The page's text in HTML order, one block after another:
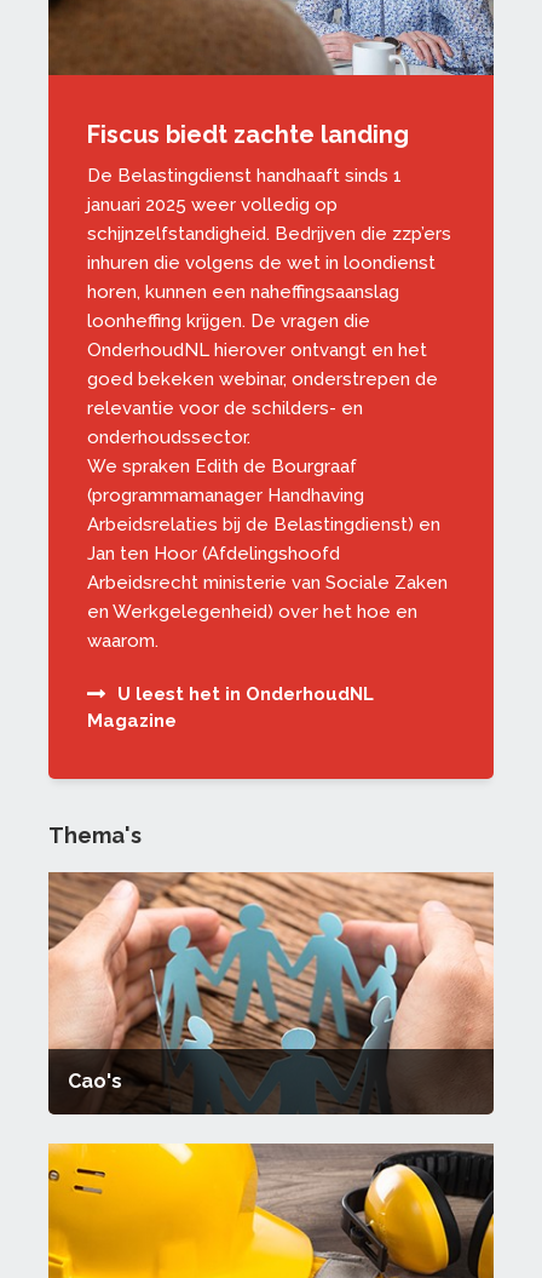
Fiscus biedt zachte landing
De Belastingdienst handhaaft sinds 1
januari 2025 weer volledig op
schijnzelfstandigheid. Bedrijven die zzp’ers
inhuren die volgens de wet in loondienst
horen, kunnen een naheffingsaanslag
loonheffing krijgen. De vragen die
OnderhoudNL hierover ontvangt en het
goed bekeken webinar, onderstrepen de
relevantie voor de schilders- en
onderhoudssector.
We spraken Edith de Bourgraaf
(programmamanager Handhaving
Arbeidsrelaties bij de Belastingdienst) en
Jan ten Hoor (Afdelingshoofd
Arbeidsrecht ministerie van Sociale Zaken
en Werkgelegenheid) over het hoe en
waarom.
U leest het in OnderhoudNL
Magazine
Thema's
Cao's